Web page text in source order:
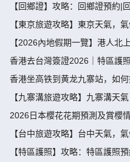
【回鄉證】攻略：回鄉證預約|
【東京旅遊攻略】東京天氣，
【2026內地假期一覽】港人北
節，端午節假期攻略）
香港去台灣簽證2026｜特區護
香港坐高铁到黄龙九寨站，如
【九寨溝旅遊攻略】九寨溝天
2026日本櫻花花期預測及賞櫻
間、地點推薦
【台中旅遊攻略】台中天氣，
【特區護照】攻略：特區護照